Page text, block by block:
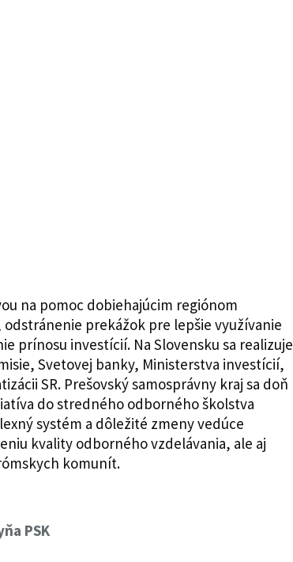
na pomoc dobiehajúcim regiónom
prekážok pre lepšie využívanie
prínosu investícií. Na Slovensku sa realizuje
Svetovej banky, Ministerstva investícií,
SR. Prešovský samosprávny kraj sa doň
do stredného odborného školstva
systém a dôležité zmeny vedúce
kvality odborného vzdelávania, ale aj
komunít.
PSK